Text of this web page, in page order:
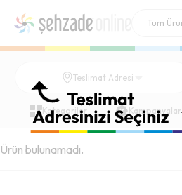
Teslimat Adresi
Kategoriler Kampanyalar
Ürün bulunamadı.